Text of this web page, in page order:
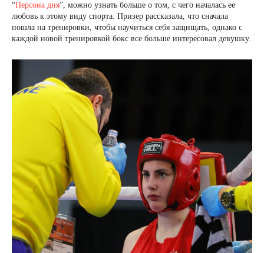
“Персона дня”, можно узнать больше о том, с чего началась ее
любовь к этому виду спорта. Призер рассказала, что сначала
пошла на тренировки, чтобы научиться себя защищать, однако с
каждой новой тренировкой бокс все больше интересовал девушку.